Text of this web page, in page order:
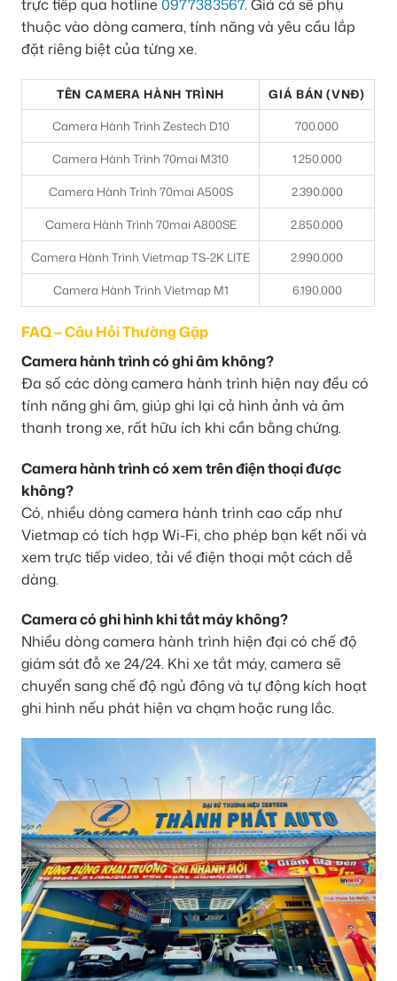
trực tiếp qua hotline 0977383567. Giá cả sẽ phụ
thuộc vào dòng camera, tính năng và yêu cầu lắp
đặt riêng biệt của từng xe.
TÊN CAMERA HÀNH TRÌNH
GIÁ BÁN (VNĐ)
Camera Hành Trình Zestech D10
700.000
Camera Hành Trình 70mai M310 1.250.000
Camera Hành Trình 70mai A500S 2.390.000
Camera Hành Trình 70mai A800SE 2.850.000
Camera Hành Trình Vietmap TS-2K LITE 2.990.000
Camera Hành Trình Vietmap M1 6.190.000
FAQ – Câu Hỏi Thường Gặp
Camera hành trình có ghi âm không?
Đa số các dòng camera hành trình hiện nay đều có
tính năng ghi âm, giúp ghi lại cả hình ảnh và âm
thanh trong xe, rất hữu ích khi cần bằng chứng.
Camera hành trình có xem trên điện thoại được
không?
Có, nhiều dòng camera hành trình cao cấp như
Vietmap có tích hợp Wi-Fi, cho phép bạn kết nối và
xem trực tiếp video, tải về điện thoại một cách dễ
dàng.
Camera có ghi hình khi tắt máy không?
Nhiều dòng camera hành trình hiện đại có chế độ
giám sát đỗ xe 24/24. Khi xe tắt máy, camera sẽ
chuyển sang chế độ ngủ đông và tự động kích hoạt
ghi hình nếu phát hiện va chạm hoặc rung lắc.